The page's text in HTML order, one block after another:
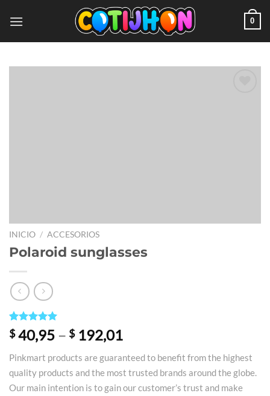
0
INICIO / ACCESORIOS
Polaroid sunglasses
Valorado
5.00sobre
en
3
puntuaciones
de clientes
$40,95 – $192,01
Pinkmart products are guaranteed to benefit from the highest
quality products and the most trusted brands around the globe.
Our main intention is to gain our customer’s trust and make